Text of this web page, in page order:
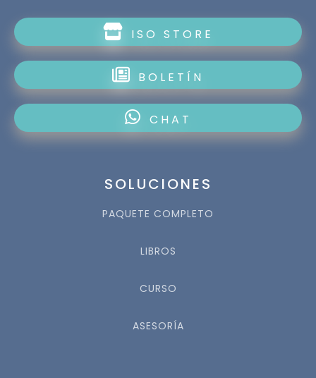
ISO STORE
BOLETÍN
CHAT
SOLUCIONES
PAQUETE COMPLETO
LIBROS
CURSO
ASESORÍA